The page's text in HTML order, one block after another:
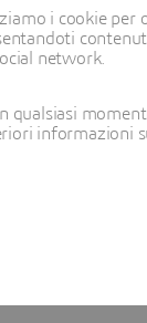
i cookie
network.
informazioni